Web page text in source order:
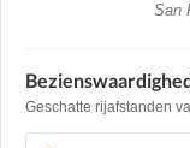
San
Geschatte rijafstanden